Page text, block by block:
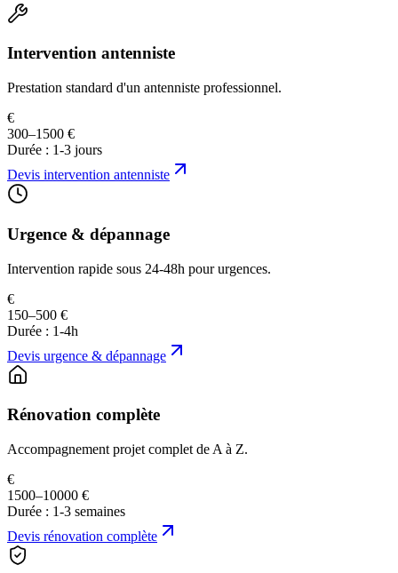
Intervention antenniste
Prestation standard d'un antenniste professionnel.
€
300–1500 €
Durée : 1-3 jours
Devis intervention antenniste
Urgence & dépannage
Intervention rapide sous 24-48h pour urgences.
€
150–500 €
Durée : 1-4h
Devis urgence & dépannage
Rénovation complète
Accompagnement projet complet de A à Z.
€
1500–10000 €
Durée : 1-3 semaines
Devis rénovation complète